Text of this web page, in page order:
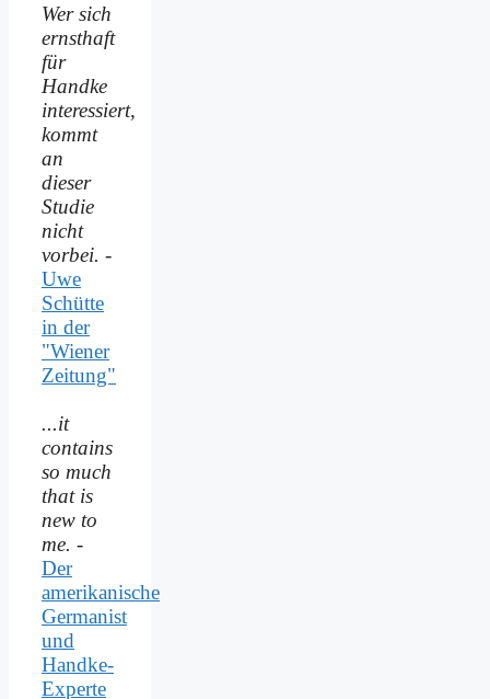
Wer sich
ernsthaft
für
Handke
interessiert,
kommt
an
dieser
Studie
nicht
vorbei. -
Uwe
Schütte
in der
"Wiener
Zeitung"
...it
contains
so much
that is
new to
me. -
Der
amerikanische
Germanist
und
Handke-
Experte